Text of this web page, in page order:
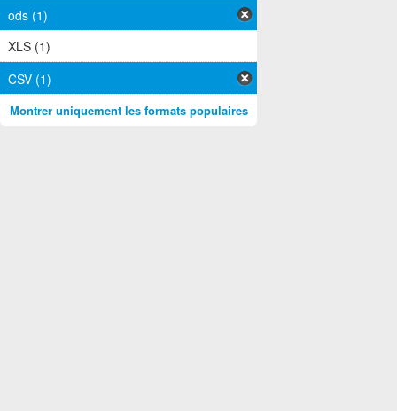
ods (1)
XLS (1)
CSV (1)
Montrer uniquement les formats populaires